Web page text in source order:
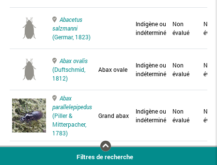
Abacetus
salzmanni
(Germar, 1823)
Indigène ou
indéterminé
Non
évalué
Non
Abax ovalis
(Duftschmid,
1812)
Abax ovale
Indigène ou
indéterminé
Non
évalué
Non
Abax
parallelepipedus
(Piller &
Mitterpacher,
1783)
Grand abax
Indigène ou
indéterminé
Non
évalué
Non
Abax
Abax
Filtres de recherche